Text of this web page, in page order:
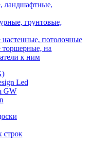
ландшафтные,
грунтовые,
потолочные
торшерные, на
к ним
Led
GW
строк